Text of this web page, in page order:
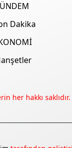
Dakika
her hakkı